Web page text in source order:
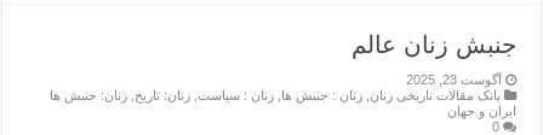
جنبش زنان عالم
آگوست 23, 2025
بانک مقالات تاریخی زنان ,زنان : جنبش ها ,زنان : سیاست ,زنان: تاریخ ,زنان: جنبش ها
ایران و جهان
0